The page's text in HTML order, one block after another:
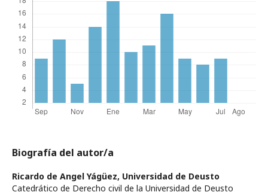
Biografía del autor/a
Ricardo de Angel Yágüez, Universidad de Deusto
Catedrático de Derecho civil de la Universidad de Deusto